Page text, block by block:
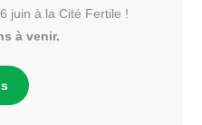
juin à la Cité Fertile !
à venir.